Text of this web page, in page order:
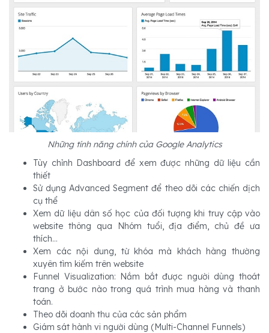
Những tính năng chính của Google Analytics
Tùy chỉnh Dashboard để xem được những dữ liệu cần
thiết
Sử dụng Advanced Segment để theo dõi các chiến dịch
cụ thể
Xem dữ liệu dân số học của đối tượng khi truy cập vào
website thông qua Nhóm tuổi, địa điểm, chủ đề ưa
thích…
Xem các nội dung, từ khóa mà khách hàng thường
xuyên tìm kiếm trên website
Funnel Visualization: Nắm bắt được người dùng thoát
trang ở bước nào trong quá trình mua hàng và thanh
toán.
Theo dõi doanh thu của các sản phẩm
Giám sát hành vi người dùng (Multi-Channel Funnels)